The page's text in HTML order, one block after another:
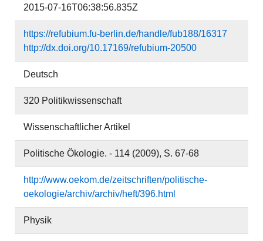
2015-07-16T06:38:56.835Z
https://refubium.fu-berlin.de/handle/fub188/16317
http://dx.doi.org/10.17169/refubium-20500
Deutsch
320 Politikwissenschaft
Wissenschaftlicher Artikel
Politische Ökologie. - 114 (2009), S. 67-68
http://www.oekom.de/zeitschriften/politische-
oekologie/archiv/archiv/heft/396.html
Physik